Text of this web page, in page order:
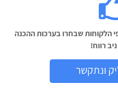
שבחרו בערכות ההכנה
רווח!‬
ונתקשר